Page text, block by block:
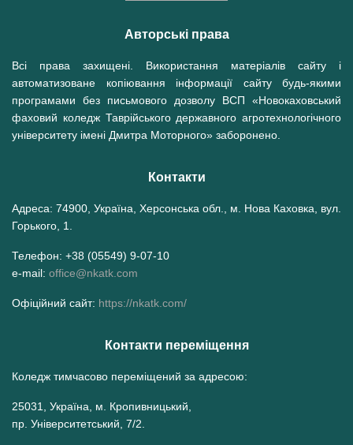
Авторські права
Всі права захищені. Використання матеріалів сайту і
автоматизоване копіювання інформації сайту будь-якими
програмами без письмового дозволу ВСП «Новокаховський
фаховий коледж Таврійського державного агротехнологічного
університету імені Дмитра Моторного» заборонено.
Контакти
Адреса: 74900, Україна, Херсонська обл., м. Нова Каховка, вул.
Горького, 1.
Телефон: +38 (05549) 9-07-10
e-mail: office@nkatk.com
Офіційний сайт: https://nkatk.com/
Контакти переміщення
Коледж тимчасово переміщений за адресою:
25031, Україна, м. Кропивницький,
пр. Університетський, 7/2.